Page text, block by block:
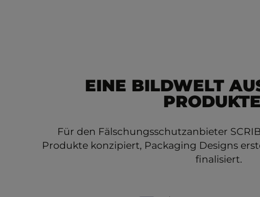
EINE BILDWELT
Für den Fälschungsschutzanbieter
Produkte konzipiert, Packaging Designs
finalisiert.